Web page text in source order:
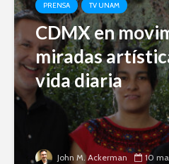
PRENSA TV UNAM
CDMX en
miradas
vida diaria
John M. Ackerman 10